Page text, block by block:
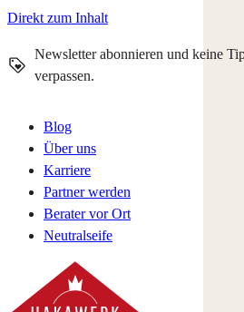
Direkt zum Inhalt
Newsletter abonnieren und keine
verpassen.
Blog
Über uns
Karriere
Partner werden
Berater vor Ort
Neutralseife